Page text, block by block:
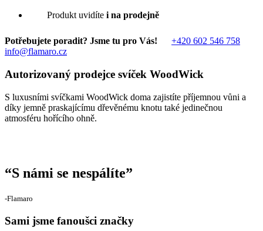
Produkt uvidíte i na prodejně
Potřebujete poradit? Jsme tu pro Vás!
+420 602 546 758
info@flamaro.cz
Autorizovaný prodejce svíček WoodWick
S luxusními svíčkami WoodWick doma zajistíte příjemnou vůni a
díky jemně praskajícímu dřevěnému knotu také jedinečnou
atmosféru hořícího ohně.
“S námi se nespálíte”
‐Flamaro
Sami jsme fanoušci značky